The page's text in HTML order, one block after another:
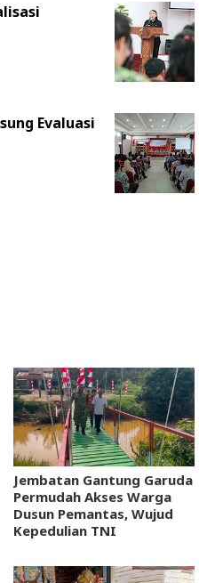
Evaluasi
Jembatan Gantung Garuda
Permudah Akses Warga
Dusun Pemantas, Wujud
Kepedulian TNI